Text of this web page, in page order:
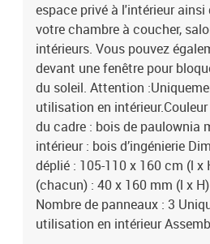
espace privé à l'intérieur
votre chambre à coucher,
intérieurs. Vous pouvez
devant une fenêtre pour
du soleil. Attention
utilisation en
du cadre : bois de paulownia
intérieur : bois d’ingénierie
déplié : 105-110 x 160 cm (l x
(chacun) : 40 x 160 mm (l x
Nombre de panneaux : 3
utilisation en intérieur